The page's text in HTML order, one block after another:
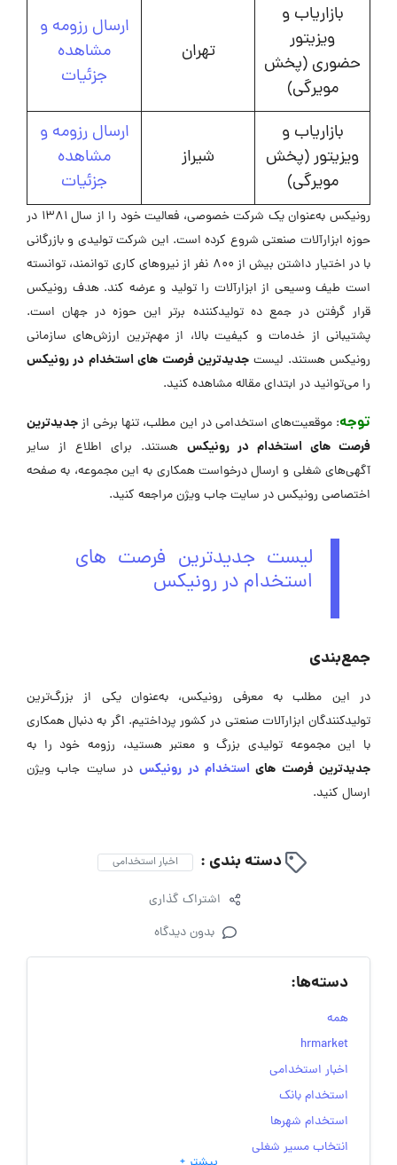
بازاریاب و
ویزیتور
حضوری (پخش
مویرگی)
تهران
ارسال رزومه و
مشاهده
جزئیات
بازاریاب و
ویزیتور (پخش
مویرگی)
شیراز
ارسال رزومه و
مشاهده
جزئیات
رونیکس به‌عنوان یک شرکت خصوصی، فعالیت خود را از سال 1381 در
حوزه ابزارآلات صنعتی شروع کرده است. این شرکت تولیدی و بازرگانی
با در اختیار داشتن بیش از 800 نفر از نیروهای کاری توانمند، توانسته
است طیف وسیعی از ابزارآلات را تولید و عرضه کند. هدف رونیکس
قرار گرفتن در جمع ده تولیدکننده برتر این حوزه در جهان است.
پشتیبانی از خدمات و کیفیت بالا، از مهم‌ترین ارزش‌های سازمانی
رونیکس هستند. لیستجدیدترین فرصت های استخدام در رونیکس
را می‌توانید در ابتدای مقاله مشاهده کنید.
توجه: موقعیت‌های استخدامی در این مطلب، تنها برخی ازجدیدترین
فرصت های استخدام در رونیکس هستند. برای اطلاع از سایر
آگهی‌های شغلی و ارسال درخواست همکاری به این مجموعه، به صفحه
اختصاصی رونیکس در ‌سایت جاب ویژن مراجعه کنید.
لیست جدیدترین فرصت های
استخدام در رونیکس
جمع‌بندی
در این مطلب به معرفی رونیکس، به‌عنوان یکی از بزرگ‌ترین
تولیدکنندگان ابزارآلات صنعتی در کشور پرداختیم. اگر به دنبال همکاری
با این مجموعه تولیدی بزرگ و معتبر هستید، رزومه‌ خود را به
جدیدترین فرصت های استخدام در رونیکسدر سایت جاب ویژن
ارسال کنید.
دسته بندی : اخبار استخدامی
اشتراک گذاری
بدون دیدگاه
دسته‌ها:
همه
hrmarket
اخبار استخدامی
استخدام بانک
استخدام شهرها
انتخاب مسیر شغلی